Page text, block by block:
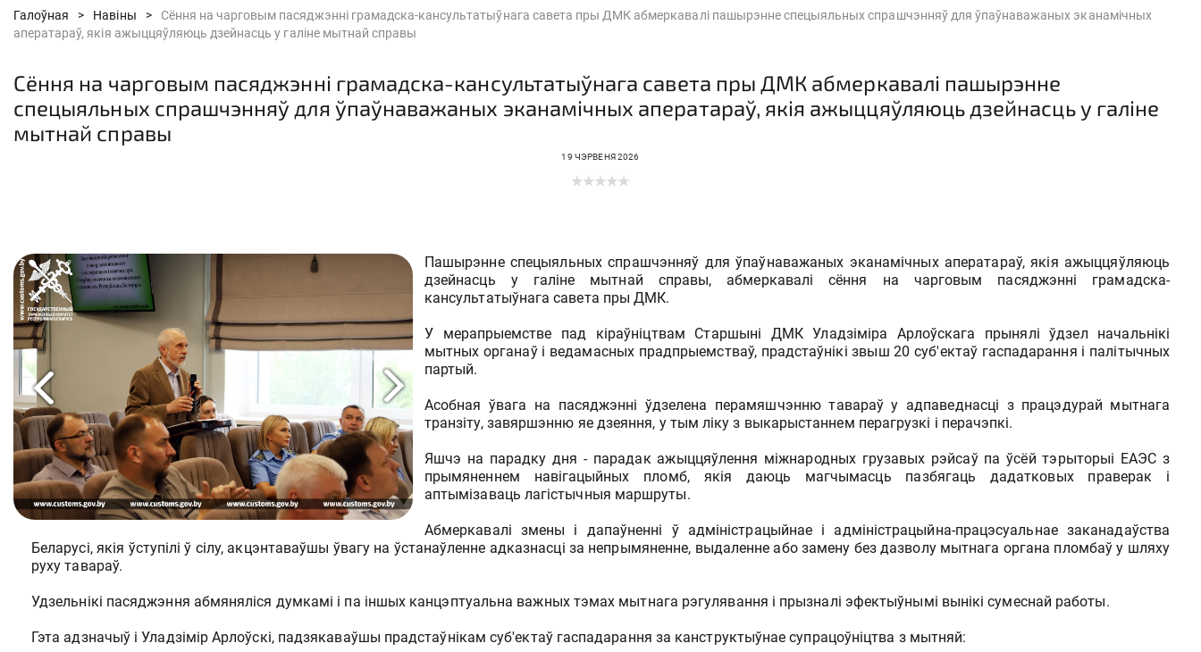
Галоўная > Навіны >
Сёння на чарговым пасяджэнні грамадска-кансультатыўнага савета пры ДМК абмеркавалі пашырэнне спецыяльных спрашчэнняў для ўпаўнаважаных эканамічных
аператараў, якія ажыццяўляюць дзейнасць у галіне мытнай справы
Сёння на чарговым пасяджэнні грамадска-кансультатыўнага савета пры ДМК абмеркавалі пашырэнне
спецыяльных спрашчэнняў для ўпаўнаважаных эканамічных аператараў, якія ажыццяўляюць дзейнасць у галіне
мытнай справы
19 ЧЭРВЕНЯ 2026
Пашырэнне спецыяльных спрашчэнняў для ўпаўнаважаных эканамічных аператараў, якія ажыццяўляюць
дзейнасць у галіне мытнай справы, абмеркавалі сёння на чарговым пасяджэнні грамадска-
кансультатыўнага савета пры ДМК.
У мерапрыемстве пад кіраўніцтвам Старшыні ДМК Уладзіміра Арлоўскага прынялі ўдзел начальнікі
мытных органаў і ведамасных прадпрыемстваў, прадстаўнікі звыш 20 суб'ектаў гаспадарання і палітычных
партый.
Асобная ўвага на пасяджэнні ўдзелена перамяшчэнню тавараў у адпаведнасці з працэдурай мытнага
транзіту, завяршэнню яе дзеяння, у тым ліку з выкарыстаннем перагрузкі і перачэпкі.
Яшчэ на парадку дня - парадак ажыццяўлення міжнародных грузавых рэйсаў па ўсёй тэрыторыі ЕАЭС з
прымяненнем навігацыйных пломб, якія даюць магчымасць пазбягаць дадатковых праверак і
аптымізаваць лагістычныя маршруты.
Абмеркавалі змены і дапаўненні ў адміністрацыйнае і адміністрацыйна-працэсуальнае заканадаўства
Беларусі, якія ўступілі ў сілу, акцэнтаваўшы ўвагу на ўстанаўленне адказнасці за непрымяненне, выдаленне або замену без дазволу мытнага органа пломбаў у шляху
руху тавараў.
Удзельнікі пасяджэння абмяняліся думкамі і па іншых канцэптуальна важных тэмах мытнага рэгулявання і прызналі эфектыўнымі вынікі сумеснай работы.
Гэта адзначыў і Уладзімір Арлоўскі, падзякаваўшы прадстаўнікам суб'ектаў гаспадарання за канструктыўнае супрацоўніцтва з мытняй: